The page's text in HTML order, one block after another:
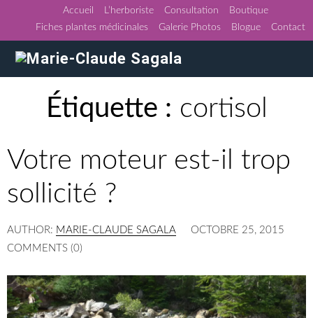
Accueil L’herboriste Consultation
Boutique
Fiches plantes médicinales
Galerie Photos Blogue Contact
Étiquette : cortisol
Votre moteur est-il trop
sollicité ?
AUTHOR: MARIE-CLAUDE SAGALA
OCTOBRE 25, 2015
COMMENTS (0)